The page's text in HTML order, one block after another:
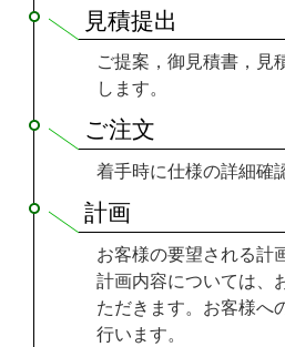
見積提出
ご提案，御見積書，見
します。
ご注文
着手時に仕様の詳細確
計画
お客様の要望される計
計画内容については、
ただきます。お客様へ
行います。